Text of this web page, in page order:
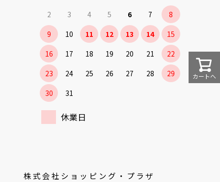
カートへ
2
3 4 5 6 7
8
9
10 11 12 13 14
15
16
17 18 19 20 21
22
23
24 25 26 27 28
29
30
31
休業日
株式会社ショッピング・プラザ